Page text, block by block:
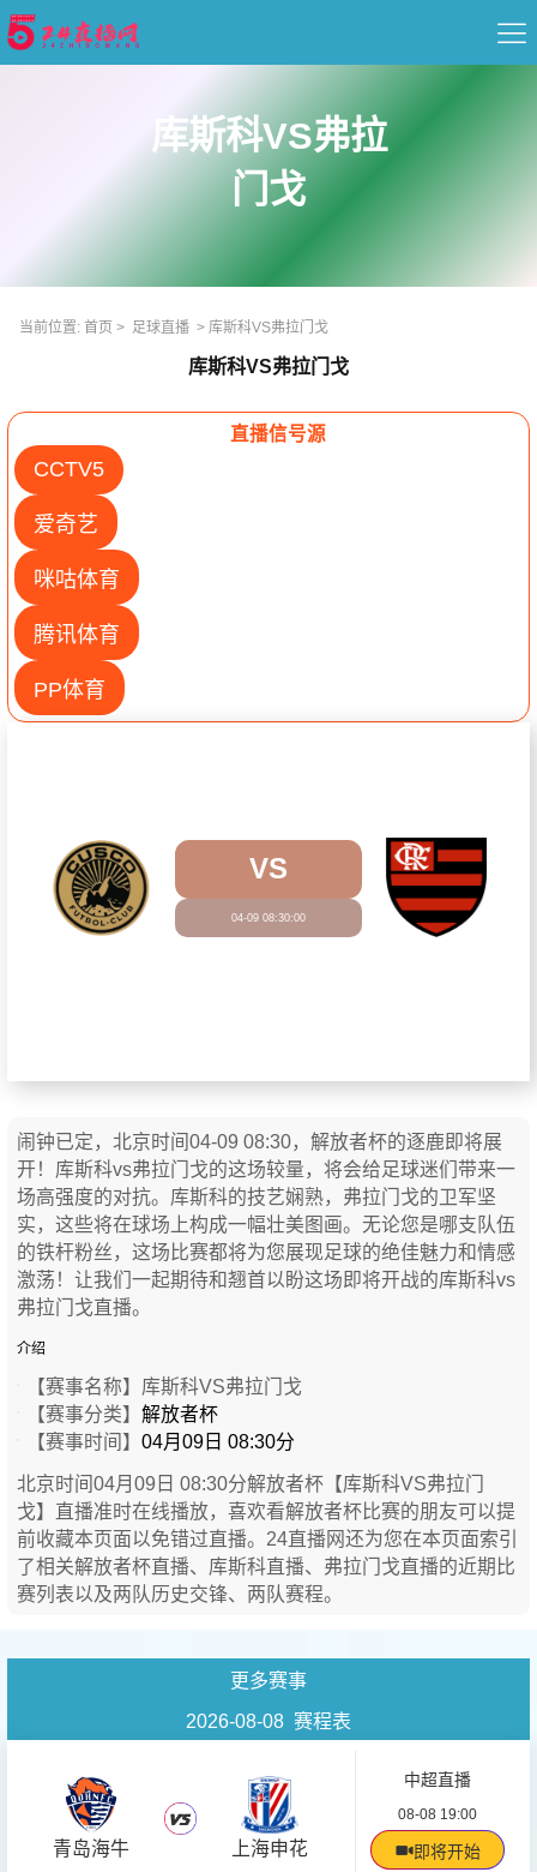
足球直播
重要赛事
资讯
录像
库斯科VS弗拉
门戈
当前位置: 首页 > 足球直播 > 库斯科VS弗拉门戈
库斯科VS弗拉门戈
直播信号源
CCTV5
爱奇艺
咪咕体育
腾讯体育
PP体育
VS
04-09 08:30:00
闹钟已定，北京时间04-09 08:30，解放者杯的逐鹿即将展
开！库斯科vs弗拉门戈的这场较量，将会给足球迷们带来一
场高强度的对抗。库斯科的技艺娴熟，弗拉门戈的卫军坚
实，这些将在球场上构成一幅壮美图画。无论您是哪支队伍
的铁杆粉丝，这场比赛都将为您展现足球的绝佳魅力和情感
激荡！让我们一起期待和翘首以盼这场即将开战的库斯科vs
弗拉门戈直播。
介绍
【赛事名称】 库斯科VS弗拉门戈
【赛事分类】解放者杯
【赛事时间】04月09日 08:30分
北京时间04月09日 08:30分解放者杯【库斯科VS弗拉门
戈】直播准时在线播放，喜欢看解放者杯比赛的朋友可以提
前收藏本页面以免错过直播。24直播网还为您在本页面索引
了相关解放者杯直播、库斯科直播、弗拉门戈直播的近期比
赛列表以及两队历史交锋、两队赛程。
更多赛事
2026-08-08 赛程表
青岛海牛 上海申花
中超直播
08-08 19:00
即将开始